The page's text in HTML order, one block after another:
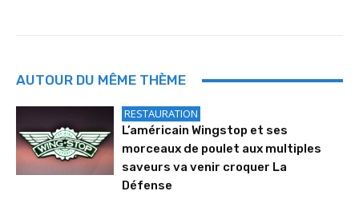
AUTOUR DU MÊME THÈME
RESTAURATION
L’américain Wingstop et ses
morceaux de poulet aux multiples
saveurs va venir croquer La
Défense